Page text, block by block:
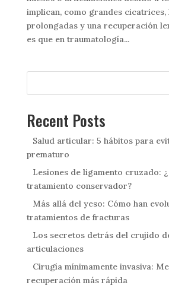
implican, como grandes
prolongadas y una recuperación
es que en traumatología...
Recent Posts
Salud articular: 5 hábitos para
prematuro
Lesiones de ligamento cruzado:
tratamiento conservador?
Más allá del yeso: Cómo han
tratamientos de fracturas
Los secretos detrás del crujido
articulaciones
Cirugía mínimamente invasiva:
recuperación más rápida